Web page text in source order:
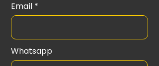
Email
Whatsapp